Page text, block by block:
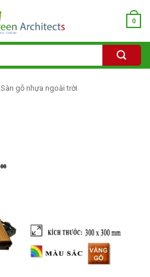
0
Sàn gỗ nhựa ngoài trời